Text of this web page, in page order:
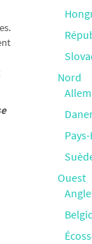
Nord
Ouest